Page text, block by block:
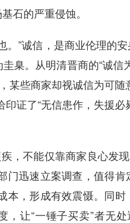
石的严重侵蚀。
。”诚信，是商业伦理的
臬。从明清晋商的“诚信
某些商家却视诚信为可随
证了“无信患作，失援
，不能仅靠商家良心发
门迅速立案调查，值得
本，形成有效震慑。同
，让“一锤子买卖”者无